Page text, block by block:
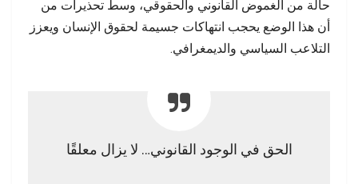
حالة من الغموض القانوني والحقوقي، وسط تحذيرات من
أن هذا الوضع يحجب انتهاكات جسيمة لحقوق الإنسان ويعزز
التلاعب السياسي والديمغرافي.
الحق في الوجود القانوني… لا يزال معلقًا